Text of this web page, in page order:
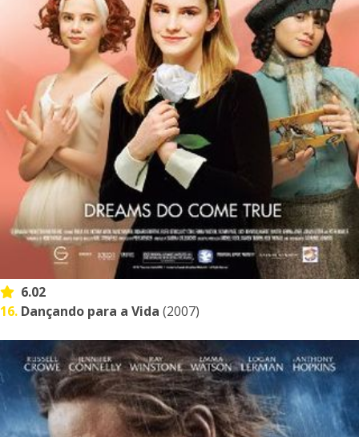
6.02
16. Dançando para a Vida (2007)